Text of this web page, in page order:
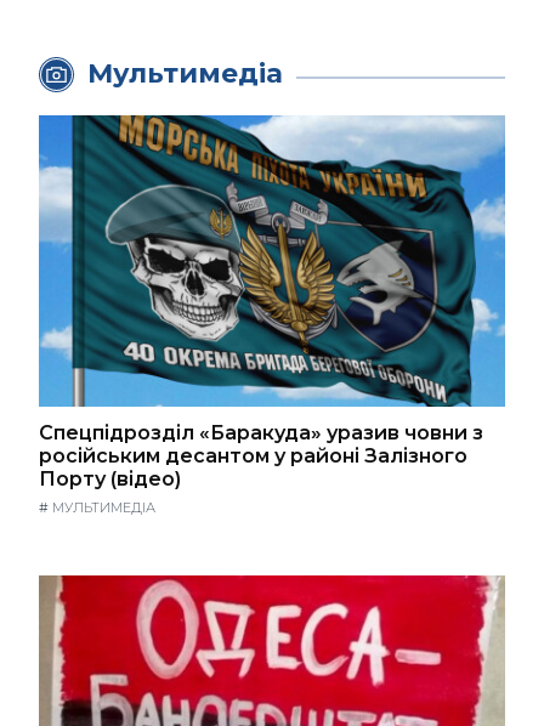
Мультимедіа
Спецпідрозділ «Баракуда» уразив човни з
російським десантом у районі Залізного
Порту (відео)
# МУЛЬТИМЕДІА